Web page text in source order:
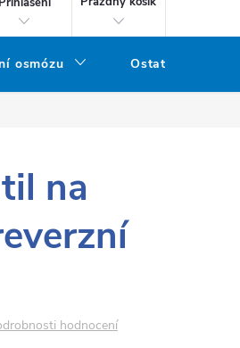
osmózu Ostatní filtry
na
hodnocení